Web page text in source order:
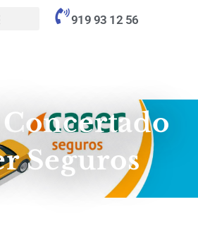
919 93 12 56
Seguros